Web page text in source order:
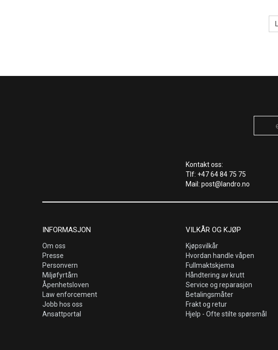
Kontakt oss:
Tlf: +47 64 84 75 75
Mail: post@landro.no
INFORMASJON
Om oss
Presse
Personvern
Miljøfyrtårn
Åpenhetsloven
Law enforcement
Jobb hos oss
Ansattportal
VILKÅR OG KJØP
Kjøpsvilkår
Hvordan handle våpen
Fullmaktskjema
Håndtering av krutt
Service og reparasjon
Betalingsmåter
Frakt og retur
Hjelp - Ofte stilte spørsmål